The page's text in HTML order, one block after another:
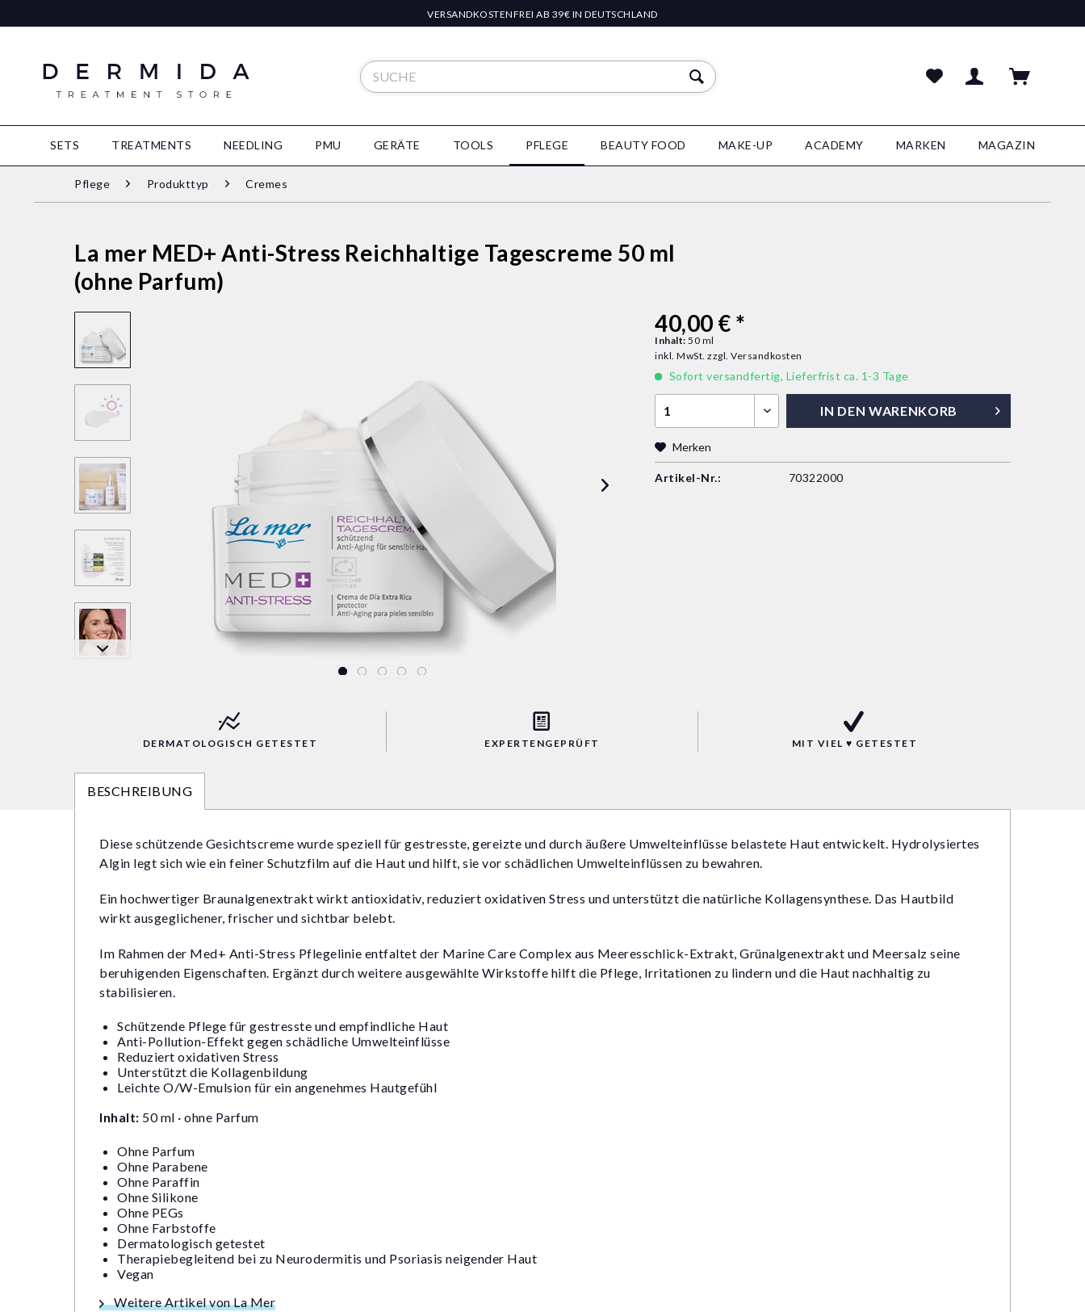
VERSANDKOSTENFREI AB 39€ IN DEUTSCHLAND
SETS TREATMENTS NEEDLING PMU GERÄTE TOOLS PFLEGE BEAUTY FOOD MAKE-UP ACADEMY MARKEN MAGAZIN
Pflege Produkttyp Cremes
La mer MED+ Anti-Stress Reichhaltige Tagescreme 50 ml
(ohne Parfum)
40,00 € *
Inhalt:50 ml
inkl. MwSt.zzgl. Versandkosten
Sofort versandfertig, Lieferfrist ca. 1-3 Tage
IN DEN WARENKORB
Merken
Artikel-Nr.: 70322000
DERMATOLOGISCH GETESTET EXPERTENGEPRÜFT MIT VIEL ♥ GETESTET
BESCHREIBUNG
Diese schützende Gesichtscreme wurde speziell für gestresste, gereizte und durch äußere Umwelteinflüsse belastete Haut entwickelt. Hydrolysiertes
Algin legt sich wie ein feiner Schutzfilm auf die Haut und hilft, sie vor schädlichen Umwelteinflüssen zu bewahren.
Ein hochwertiger Braunalgenextrakt wirkt antioxidativ, reduziert oxidativen Stress und unterstützt die natürliche Kollagensynthese. Das Hautbild
wirkt ausgeglichener, frischer und sichtbar belebt.
Im Rahmen der Med+ Anti-Stress Pflegelinie entfaltet der Marine Care Complex aus Meeresschlick-Extrakt, Grünalgenextrakt und Meersalz seine
beruhigenden Eigenschaften. Ergänzt durch weitere ausgewählte Wirkstoffe hilft die Pflege, Irritationen zu lindern und die Haut nachhaltig zu
stabilisieren.
Schützende Pflege für gestresste und empfindliche Haut
Anti-Pollution-Effekt gegen schädliche Umwelteinflüsse
Reduziert oxidativen Stress
Unterstützt die Kollagenbildung
Leichte O/W-Emulsion für ein angenehmes Hautgefühl
Inhalt: 50 ml · ohne Parfum
Ohne Parfum
Ohne Parabene
Ohne Paraffin
Ohne Silikone
Ohne PEGs
Ohne Farbstoffe
Dermatologisch getestet
Therapiebegleitend bei zu Neurodermitis und Psoriasis neigender Haut
Vegan
Weitere Artikel von La Mer